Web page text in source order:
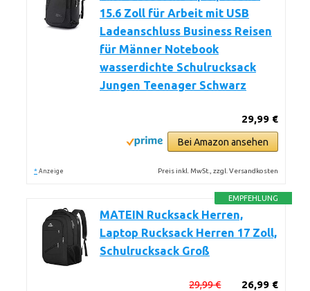
15.6 Zoll für Arbeit mit USB
Ladeanschluss Business Reisen
für Männer Notebook
wasserdichte Schulrucksack
Jungen Teenager Schwarz
29,99 €
Bei Amazon ansehen
* Anzeige Preis inkl. MwSt., zzgl. Versandkosten
EMPFEHLUNG
MATEIN Rucksack Herren,
Laptop Rucksack Herren 17 Zoll,
Schulrucksack Groß
26,99 €
29,99 €